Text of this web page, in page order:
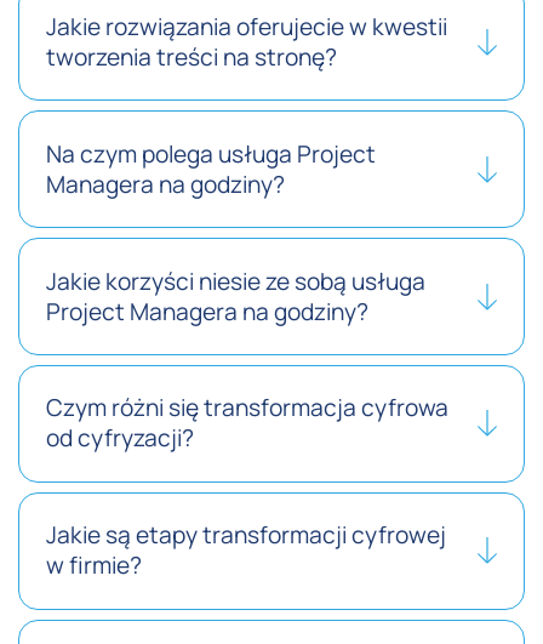
Jakie rozwiązania oferujecie w kwestii
tworzenia treści na stronę?
Na czym polega usługa Project
Managera na godziny?
Jakie korzyści niesie ze sobą usługa
Project Managera na godziny?
Czym różni się transformacja cyfrowa
od cyfryzacji?
Jakie są etapy transformacji cyfrowej
w firmie?